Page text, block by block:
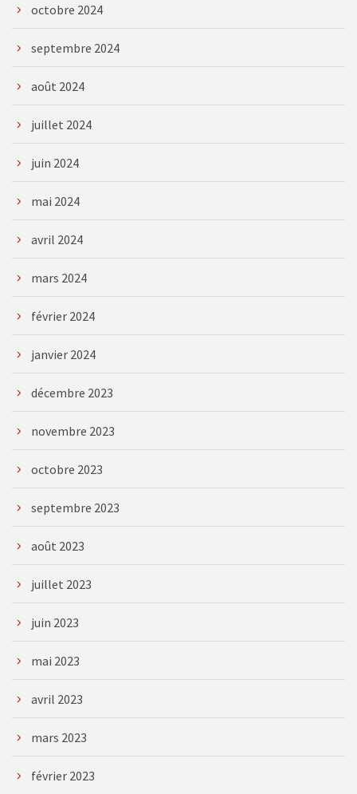
octobre 2024
septembre 2024
août 2024
juillet 2024
juin 2024
mai 2024
avril 2024
mars 2024
février 2024
janvier 2024
décembre 2023
novembre 2023
octobre 2023
septembre 2023
août 2023
juillet 2023
juin 2023
mai 2023
avril 2023
mars 2023
février 2023